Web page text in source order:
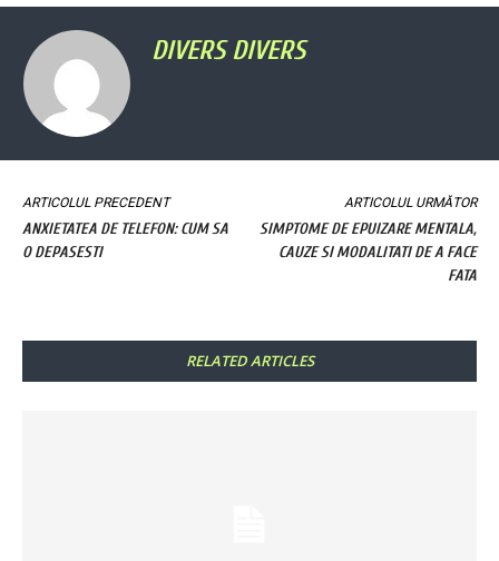
DIVERS DIVERS
ARTICOLUL PRECEDENT
ANXIETATEA DE TELEFON: CUM SA
O DEPASESTI
ARTICOLUL URMĂTOR
SIMPTOME DE EPUIZARE MENTALA,
CAUZE SI MODALITATI DE A FACE
FATA
RELATED ARTICLES